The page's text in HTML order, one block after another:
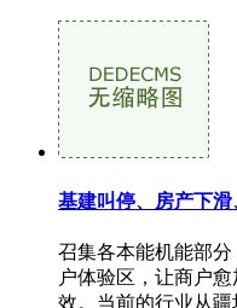
基建叫停、房产下
召集各本能机能部
户体验区，让商户
效。当前的行业从